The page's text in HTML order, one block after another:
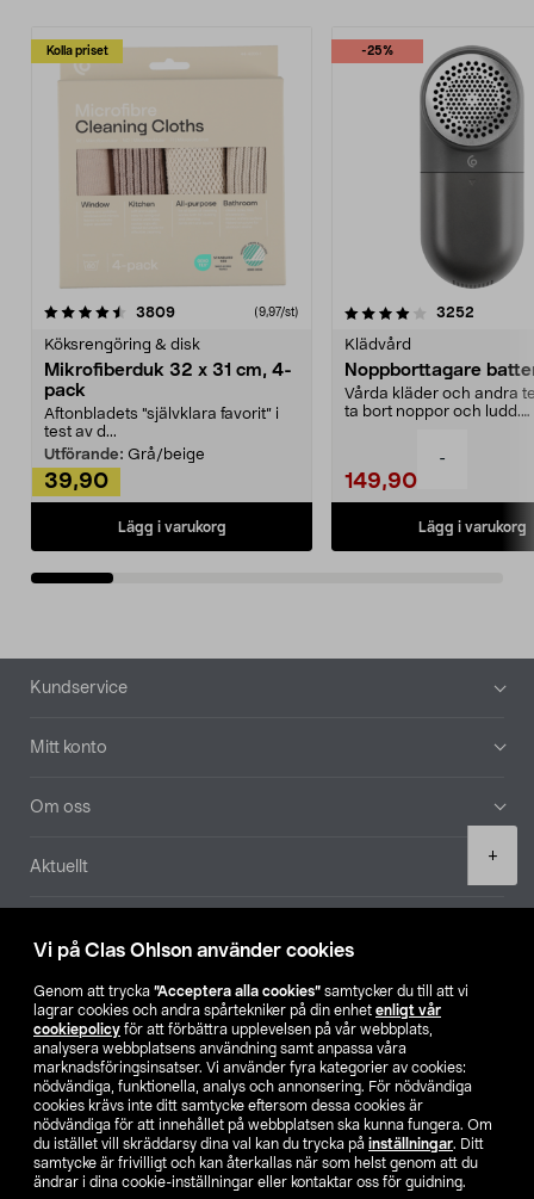
Vi på Clas Ohlson använder cookies
Genom att trycka ”Acceptera alla cookies” samtycker du till att vi
lagrar cookies och andra spårtekniker på din enhet enligt vår
cookiepolicy för att förbättra upplevelsen på vår webbplats,
analysera webbplatsens användning samt anpassa våra
marknadsföringsinsatser. Vi använder fyra kategorier av cookies:
nödvändiga, funktionella, analys och annonsering. För nödvändiga
cookies krävs inte ditt samtycke eftersom dessa cookies är
nödvändiga för att innehållet på webbplatsen ska kunna fungera. Om
du istället vill skräddarsy dina val kan du trycka på inställningar. Ditt
samtycke är frivilligt och kan återkallas när som helst genom att du
ändrar i dina cookie-inställningar eller kontaktar oss för guidning.
-
+
Kolla priset
3809recensioner (9,97/st)
Köksrengöring & disk
Mikrofiberduk 32 x 31 cm, 4-
pack
Aftonbladets "självklara favorit” i
test av d...
Utförande: Grå/beige
39,90
Lägg i varukorg
-25%
4.0av 5 stjärnor 3252
Klädvård
Noppborttagare
Vårda kläder och andra
ta bort noppor och ludd.
149,90
Lägg i varukorg
4.5av 5 stjärnor
Sidfot
Kundservice
Mitt konto
Om oss
Aktuellt
Hitta butik
SE NO FI